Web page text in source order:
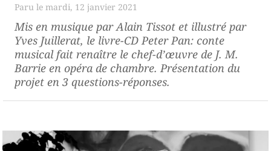
mardi, 12 janvier 2021
Mis en musique par Alain Tissot et illustré par
Yves Juillerat, le livre-CDPeter Pan: conte
musicalfait renaître le chef-d’œuvre de J. M.
Barrie en opéra de chambre. Présentation du
projet en 3 questions-réponses.